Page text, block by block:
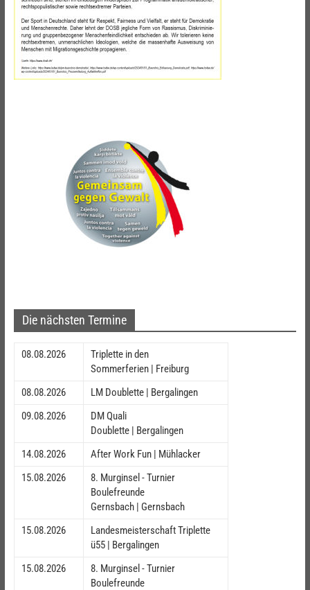
Die nächsten Termine
08.08.2026
Triplette in den
Sommerferien | Freiburg
08.08.2026
LM Doublette | Bergalingen
09.08.2026
DM Quali
Doublette | Bergalingen
14.08.2026
After Work Fun | Mühlacker
15.08.2026
8. Murginsel - Turnier
Boulefreunde
Gernsbach | Gernsbach
15.08.2026
Landesmeisterschaft Triplette
ü55 | Bergalingen
15.08.2026
8. Murginsel - Turnier
Boulefreunde